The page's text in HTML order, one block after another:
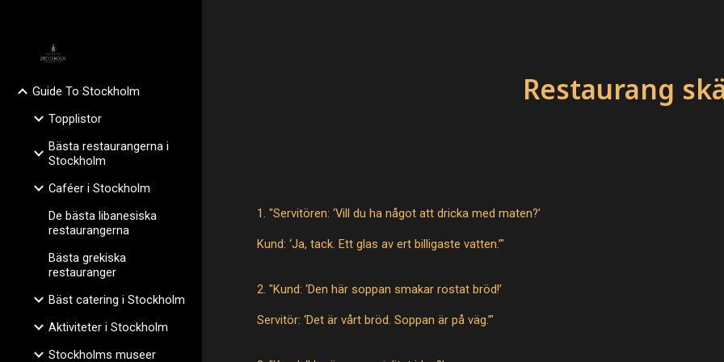
Guide To Stockholm
Topplistor
Bästa restaurangerna i
Stockholm
Caféer i Stockholm
De bästa libanesiska
restaurangerna
Bästa grekiska
restauranger
Bäst catering i Stockholm
Aktiviteter i Stockholm
Stockholms museer
Restaurang
1. "Servitören: ‘Vill du ha något att dricka med maten?’
Kund: ‘Ja, tack. Ett glas av ert billigaste vatten.’"
2. "Kund: ‘Den här soppan smakar rostat bröd!’
Servitör: ‘Det är vårt bröd. Soppan är på väg.’"